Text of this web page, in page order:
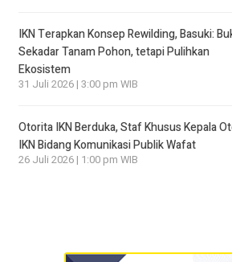
IKN Terapkan Konsep Rewilding, Basuki:
Sekadar Tanam Pohon, tetapi Pulihkan
Ekosistem
31 Juli 2026 | 3:00 pm WIB
Otorita IKN Berduka, Staf Khusus Kepala
IKN Bidang Komunikasi Publik Wafat
26 Juli 2026 | 1:00 pm WIB